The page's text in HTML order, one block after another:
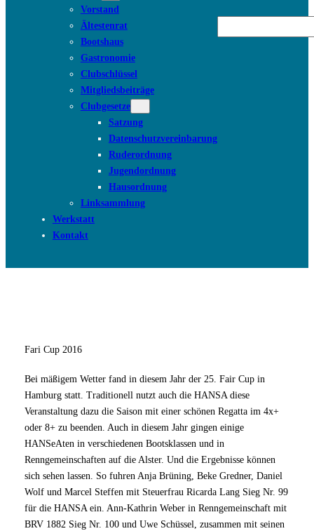
Vorstand
Ältestenrat
Bootshaus
Gastronomie
Clubschlüssel
Mitgliedsbeiträge
Clubgesetze
Satzung
Datenschutzvereinbarung
Ruderordnung
Jugendordnung
Hausordnung
Linksammlung
Werkstatt
Kontakt
Fari Cup 2016
Bei mäßigem Wetter fand in diesem Jahr der 25. Fair Cup in
Hamburg statt. Traditionell nutzt auch die HANSA diese
Veranstaltung dazu die Saison mit einer schönen Regatta im 4x+
oder 8+ zu beenden. Auch in diesem Jahr gingen einige
HANSeAten in verschiedenen Bootsklassen und in
Renngemeinschaften auf die Alster. Und die Ergebnisse können
sich sehen lassen. So fuhren Anja Brüning, Beke Gredner, Daniel
Wolf und Marcel Steffen mit Steuerfrau Ricarda Lang Sieg Nr. 99
für die HANSA ein. Ann-Kathrin Weber in Renngemeinschaft mit
BRV 1882 Sieg Nr. 100 und Uwe Schüssel, zusammen mit seinen